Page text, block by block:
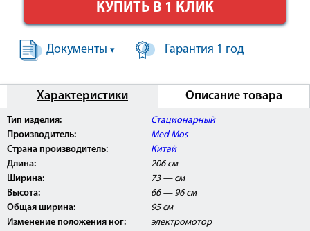
КУПИТЬ В 1 КЛИК
Документы ▾ Гарантия 1 год
Характеристики Описание товара
Тип изделия:
Стационарный
Производитель:
Med Mos
Страна производитель:
Китай
Длина:
206 см
Ширина:
73 — см
Высота:
66 — 96 см
Общая ширина:
95 см
Изменение положения ног:
электромотор
Данное изделие поставляется с
Регистрационным Удостоверением Росздравнадзора
РФ и может быть использовано в медицинских
центрах, ЛПУ, а так же косметологических и
массажных кабинетах.